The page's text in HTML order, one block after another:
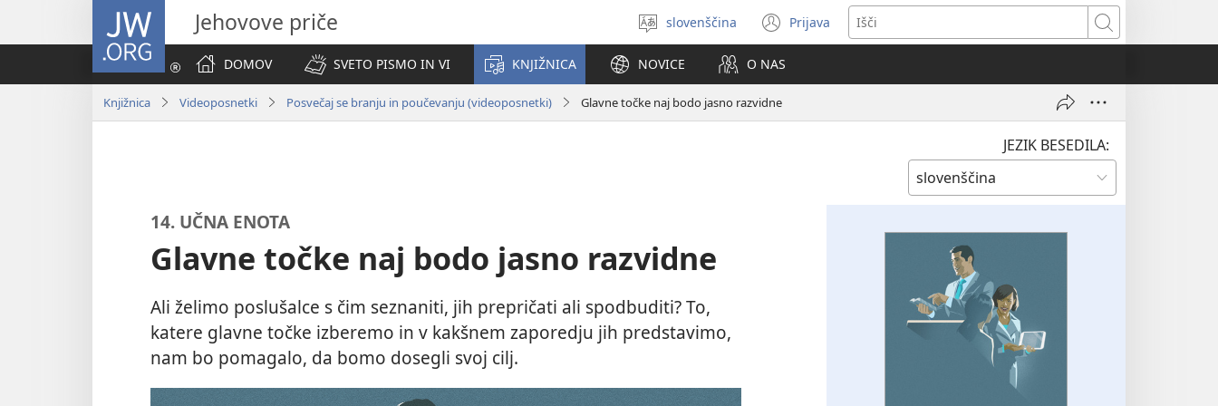
JW.ORG Jehovove priče
Izberite
jezik
slovenščina Prijava
(odpre
novo
Išči
DOMOV
SVETO PISMO IN VI KNJIŽNICA NOVICE O NAS
Knjižnica Videoposnetki Posvečaj se branju in poučevanju (videoposnetki) Glavne točke naj bodo jasno razvidne
JEZIK BESEDILA:
14. UČNA ENOTA
Glavne točke naj bodo jasno razvidne
Ali želimo poslušalce s čim seznaniti, jih prepričati ali spodbuditi? To,
katere glavne točke izberemo in v kakšnem zaporedju jih predstavimo,
nam bo pomagalo, da bomo dosegli svoj cilj.